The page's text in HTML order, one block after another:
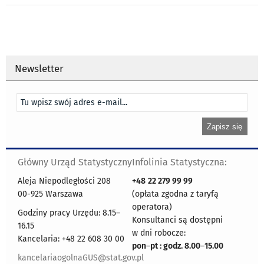
Newsletter
Główny Urząd Statystyczny
Aleja Niepodległości 208
00-925 Warszawa
Godziny pracy Urzędu: 8.15–
16.15
Kancelaria: +48 22 608 30 00
kancelariaogolnaGUS@stat.gov.pl
Infolinia Statystyczna:
+48 22 279 99 99
(opłata zgodna z taryfą
operatora)
Konsultanci są dostępni
w dni robocze:
pon–pt : godz. 8.00–15.00